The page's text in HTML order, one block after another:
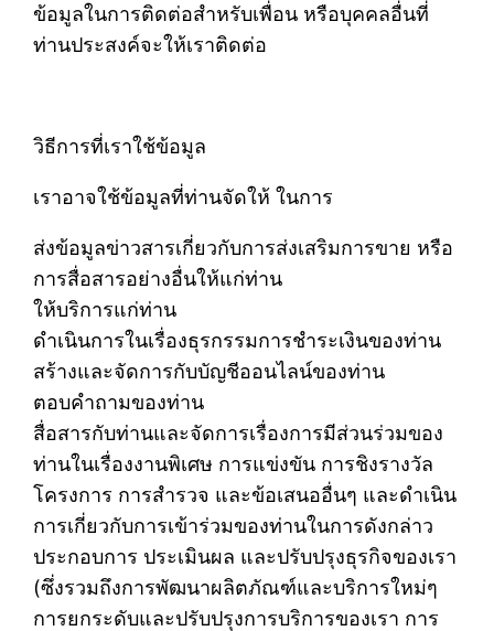
ข้อมูลในการติดต่อสำหรับเพื่อน หรือบุคคลอื่นที่
ท่านประสงค์จะให้เราติดต่อ
วิธีการที่เราใช้ข้อมูล
เราอาจใช้ข้อมูลที่ท่านจัดให้ ในการ
ส่งข้อมูลข่าวสารเกี่ยวกับการส่งเสริมการขาย หรือ
การสื่อสารอย่างอื่นให้แก่ท่าน
ให้บริการแก่ท่าน
ดำเนินการในเรื่องธุรกรรมการชำระเงินของท่าน
สร้างและจัดการกับบัญชีออนไลน์ของท่าน
ตอบคำถามของท่าน
สื่อสารกับท่านและจัดการเรื่องการมีส่วนร่วมของ
ท่านในเรื่องงานพิเศษ การแข่งขัน การชิงรางวัล
โครงการ การสำรวจ และข้อเสนออื่นๆ และดำเนิน
การเกี่ยวกับการเข้าร่วมของท่านในการดังกล่าว
ประกอบการ ประเมินผล และปรับปรุงธุรกิจของเรา
(ซึ่งรวมถึงการพัฒนาผลิตภัณฑ์และบริการใหม่ๆ
การยกระดับและปรับปรุงการบริการของเรา การ